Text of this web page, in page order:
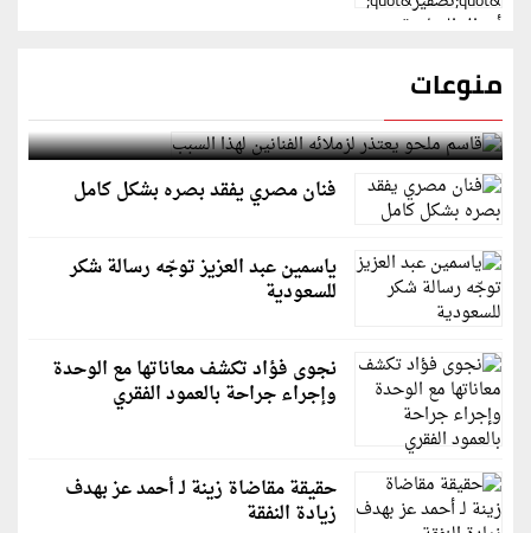
منوعات
قاسم ملحو يعتذر لزملائه الفنانين لهذا السبب
فنان مصري يفقد بصره بشكل كامل
ياسمين عبد العزيز توجّه رسالة شكر
للسعودية
نجوى فؤاد تكشف معاناتها مع الوحدة
وإجراء جراحة بالعمود الفقري
حقيقة مقاضاة زينة لـ أحمد عز بهدف
زيادة النفقة